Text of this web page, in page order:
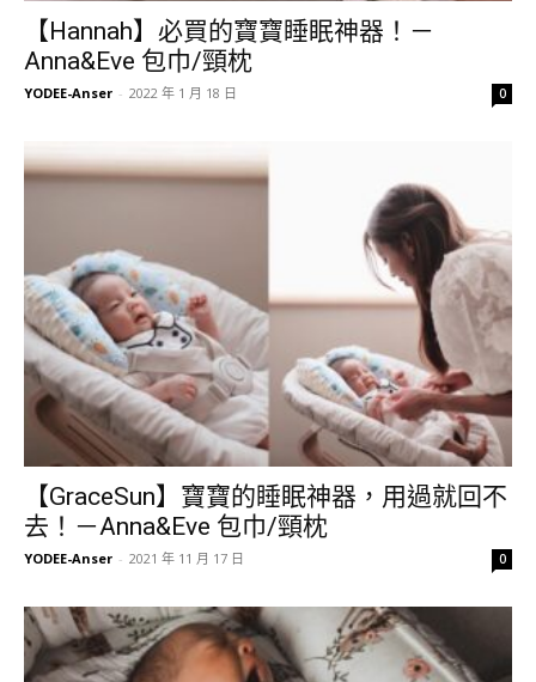
【Hannah】必買的寶寶睡眠神器！－
Anna&Eve 包巾/頸枕
YODEE-Anser - 2022 年 1 月 18 日 0
【GraceSun】寶寶的睡眠神器，用過就回不
去！－Anna&Eve 包巾/頸枕
YODEE-Anser - 2021 年 11 月 17 日 0